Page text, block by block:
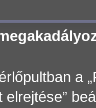
a
elrejtése”